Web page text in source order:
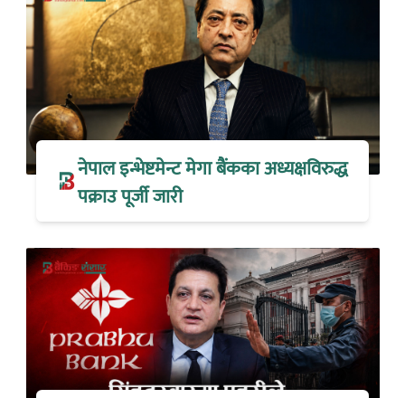
नेपाल इन्भेष्टमेन्ट मेगा बैंकका अध्यक्षविरुद्ध
पक्राउ पूर्जी जारी